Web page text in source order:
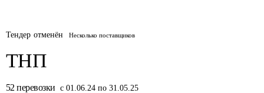
Тендер отменён Несколько поставщиков
ТНП
52 перевозки с 01.06.24 по 31.05.25